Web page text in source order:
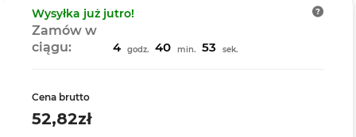
Wysyłka już jutro!
Zamów w
ciągu:
4 godz. 40 min. 52 sek.
Cena brutto
52,82zł